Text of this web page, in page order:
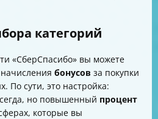
категорий
«СберСпасибо» вы можете
бонусов за покупки
По сути, это настройка:
но повышенный процент
которые вы